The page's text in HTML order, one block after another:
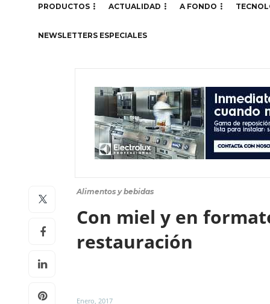
PRODUCTOS ACTUALIDAD A FONDO
NEWSLETTERS ESPECIALES
Alimentos y bebidas
Con miel y en
restauración
Enero, 2017